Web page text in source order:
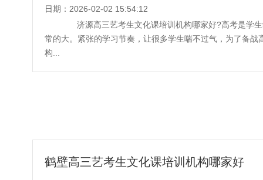
日期：2026-02-02 15:54:12
济源高三艺考生文化课培训机构哪家好?高考是学生
常的大。紧张的学习节奏，让很多学生喘不过气，为了备
构...
鹤壁高三艺考生文化课培训机构哪家好